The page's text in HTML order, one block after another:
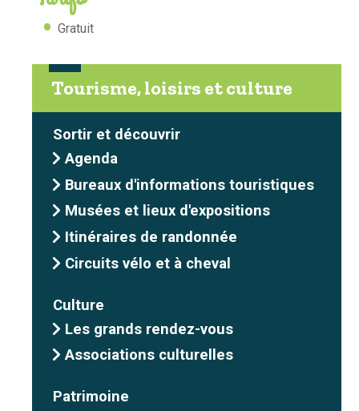
Gratuit
Tourisme, loisirs et culture
Sortir et découvrir
Agenda
Bureaux d'informations touristiques
Musées et lieux d'expositions
Itinéraires de randonnée
Circuits vélo et à cheval
Culture
Les grands rendez-vous
Associations culturelles
Patrimoine